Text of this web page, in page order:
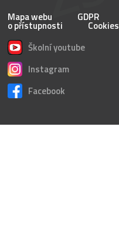
Mapa webu GDPR
o přístupnosti
Cookies
Školní youtube
Instagram
Facebook